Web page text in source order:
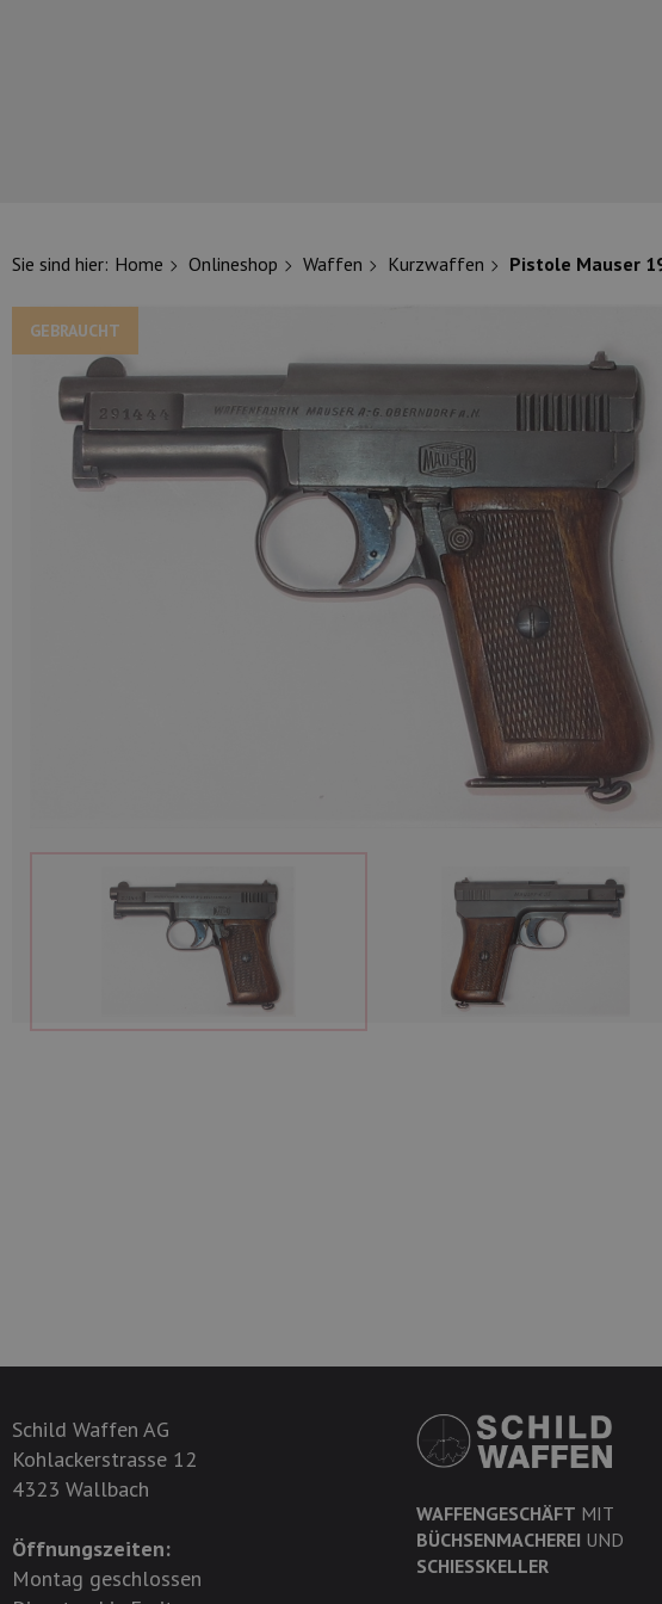
Sie sind hier: Home Onlineshop Waffen Kurzwaffen Pistole Mauser
GEBRAUCHT
Schild Waffen AG
Kohlackerstrasse 12
4323 Wallbach
Öffnungszeiten:
Montag geschlossen
WAFFENGESCHÄFT MIT
BÜCHSENMACHEREI UND
SCHIESSKELLER